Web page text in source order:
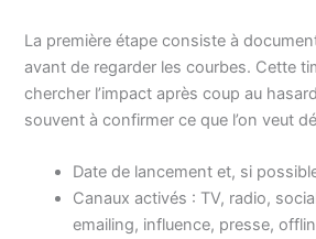
La première étape consiste à
avant de regarder les courbes. Cette
chercher l’impact après coup au
souvent à confirmer ce que l’on veut
Date de lancement et, si
Canaux activés : TV, radio,
emailing, influence, presse,